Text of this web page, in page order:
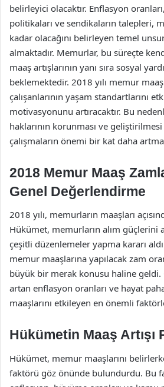
belirleyici olacaktır. Enflasyon
politikaları ve sendikaların talepleri,
kadar olacağını belirleyen temel
almaktadır. Memurlar, bu süreçte
maaş artışlarının yanı sıra sosyal
beklemektedir. 2018 yılı memur
çalışanlarının yaşam standartlarını
motivasyonunu artıracaktır. Bu
haklarının korunması ve geliştirilmesi
çalışmaların önemi bir kat daha
2018 Memur Maaş
Genel Değerlendirme
2018 yılı, memurların maaşları
Hükümet, memurların alım güçlerini
çeşitli düzenlemeler yapma kararı
memur maaşlarına yapılacak zam
büyük bir merak konusu haline geldi.
artan enflasyon oranları ve hayat
maaşlarını etkileyen en önemli
Hükümetin Maaş Artışı
Hükümet, memur maaşlarını
faktörü göz önünde bulundurdu. Bu